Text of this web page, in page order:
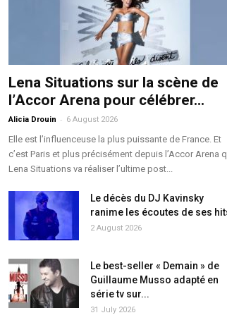
Lena Situations sur la scène de
l’Accor Arena pour célébrer...
Alicia Drouin - 6 August 2026
Elle est l’influenceuse la plus puissante de France. Et
c’est Paris et plus précisément depuis l’Accor Arena
Lena Situations va réaliser l’ultime post...
Le décès du DJ Kavinsky
ranime les écoutes de ses
2 August 2026
Le best-seller « Demain » de
Guillaume Musso adapté en
série tv sur...
31 July 2026